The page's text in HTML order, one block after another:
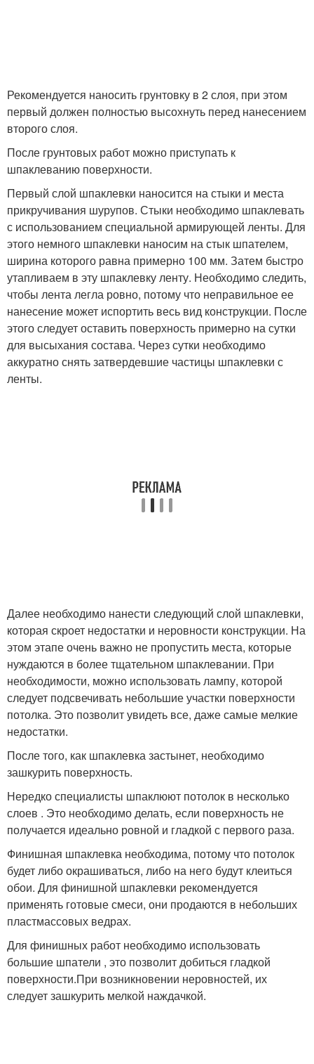
Рекомендуется наносить грунтовку в 2 слоя, при этом
первый должен полностью высохнуть перед нанесением
второго слоя.
После грунтовых работ можно приступать к
шпаклеванию поверхности.
Первый слой шпаклевки наносится на стыки и места
прикручивания шурупов. Стыки необходимо шпаклевать
с использованием специальной армирующей ленты. Для
этого немного шпаклевки наносим на стык шпателем,
ширина которого равна примерно 100 мм. Затем быстро
утапливаем в эту шпаклевку ленту. Необходимо следить,
чтобы лента легла ровно, потому что неправильное ее
нанесение может испортить весь вид конструкции. После
этого следует оставить поверхность примерно на сутки
для высыхания состава. Через сутки необходимо
аккуратно снять затвердевшие частицы шпаклевки с
ленты.
Далее необходимо нанести следующий слой шпаклевки,
которая скроет недостатки и неровности конструкции. На
этом этапе очень важно не пропустить места, которые
нуждаются в более тщательном шпаклевании. При
необходимости, можно использовать лампу, которой
следует подсвечивать небольшие участки поверхности
потолка. Это позволит увидеть все, даже самые мелкие
недостатки.
После того, как шпаклевка застынет, необходимо
зашкурить поверхность.
Нередко специалисты шпаклюют потолок в несколько
слоев . Это необходимо делать, если поверхность не
получается идеально ровной и гладкой с первого раза.
Финишная шпаклевка необходима, потому что потолок
будет либо окрашиваться, либо на него будут клеиться
обои. Для финишной шпаклевки рекомендуется
применять готовые смеси, они продаются в небольших
пластмассовых ведрах.
Для финишных работ необходимо использовать
большие шпатели , это позволит добиться гладкой
поверхности.При возникновении неровностей, их
следует зашкурить мелкой наждачкой.